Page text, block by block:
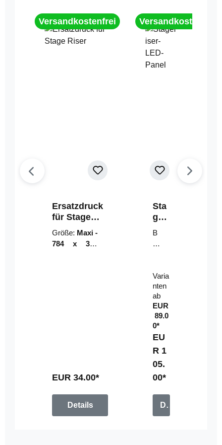
Versandkostenfrei
Ersatzdruck
für Stage
Riser
Größe: Maxi -
784 x 314
EUR 34.00*
Details
Versandkostenfrei
Sta
geri
ser-
LE
D-
el
B
un
mi
t
Fe
rn
be
di
en
u
n
g
Varia
nten
ab
EUR
89.0
0*
EU
R 1
05.
00*
Details